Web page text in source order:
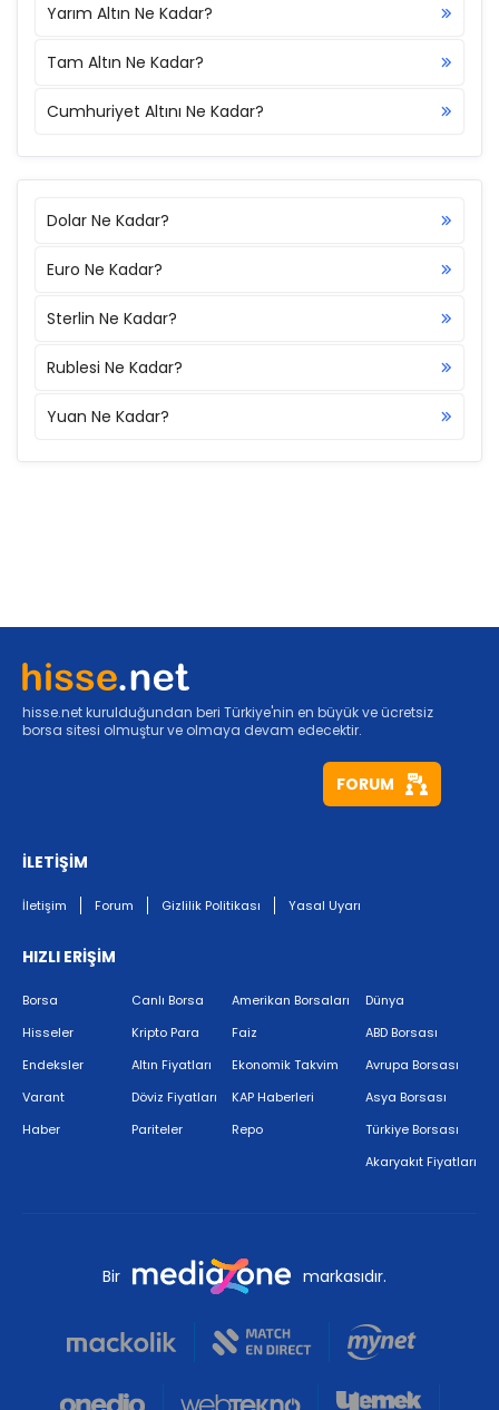
Yarım Altın Ne Kadar?
Tam Altın Ne Kadar?
Cumhuriyet Altını Ne Kadar?
Dolar Ne Kadar?
Euro Ne Kadar?
Sterlin Ne Kadar?
Rublesi Ne Kadar?
Yuan Ne Kadar?
hisse.net kurulduğundan beri Türkiye'nin en büyük ve ücretsiz
borsa sitesi olmuştur ve olmaya devam edecektir.
FORUM
İLETİŞİM
İletişim Forum Gizlilik Politikası Yasal Uyarı
HIZLI ERİŞİM
Borsa
Hisseler
Endeksler
Varant
Haber
Canlı Borsa
Kripto Para
Altın Fiyatları
Döviz Fiyatları
Pariteler
Amerikan Borsaları
Faiz
Ekonomik Takvim
KAP Haberleri
Repo
Dünya
ABD Borsası
Avrupa Borsası
Asya Borsası
Türkiye Borsası
Akaryakıt Fiyatları
Bir markasıdır.